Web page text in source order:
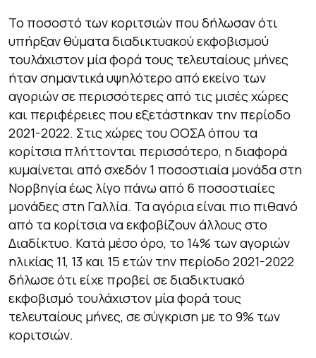
Το ποσοστό των κοριτσιών που δήλωσαν ότι
υπήρξαν θύματα διαδικτυακού εκφοβισμού
τουλάχιστον μία φορά τους τελευταίους μήνες
ήταν σημαντικά υψηλότερο από εκείνο των
αγοριών σε περισσότερες από τις μισές χώρες
και περιφέρειες που εξετάστηκαν την περίοδο
2021-2022. Στις χώρες του ΟΟΣΑ όπου τα
κορίτσια πλήττονται περισσότερο, η διαφορά
κυμαίνεται από σχεδόν 1 ποσοστιαία μονάδα στη
Νορβηγία έως λίγο πάνω από 6 ποσοστιαίες
μονάδες στη Γαλλία. Τα αγόρια είναι πιο πιθανό
από τα κορίτσια να εκφοβίζουν άλλους στο
Διαδίκτυο. Κατά μέσο όρο, το 14% των αγοριών
ηλικίας 11, 13 και 15 ετών την περίοδο 2021-2022
δήλωσε ότι είχε προβεί σε διαδικτυακό
εκφοβισμό τουλάχιστον μία φορά τους
τελευταίους μήνες, σε σύγκριση με το 9% των
κοριτσιών.